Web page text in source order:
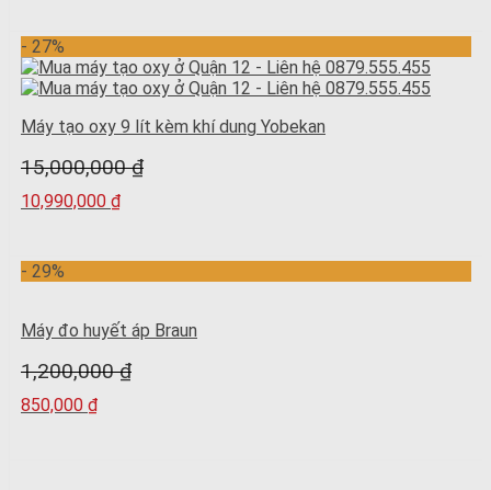
- 27%
Máy tạo oxy 9 lít kèm khí dung Yobekan
15,000,000₫
10,990,000 ₫
- 29%
Máy đo huyết áp Braun
1,200,000₫
850,000 ₫